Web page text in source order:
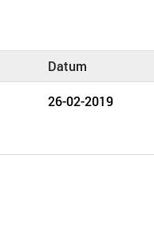
Datum
26-02-2019